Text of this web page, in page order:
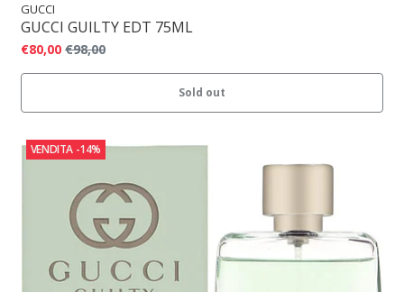
GUCCI
GUCCI GUILTY EDT 75ML
€80,00 €98,00
Sold out
VENDITA -14%